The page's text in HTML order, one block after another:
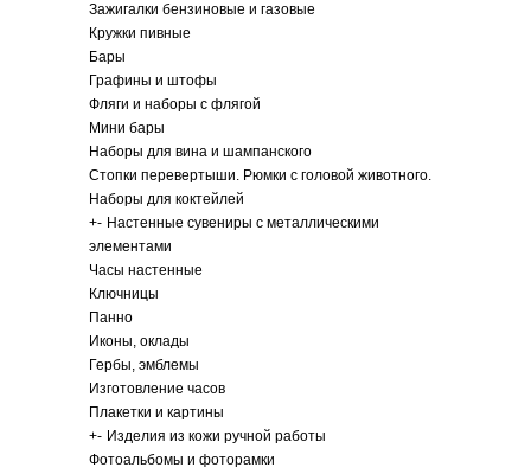
Зажигалки бензиновые и газовые
Кружки пивные
Бары
Графины и штофы
Фляги и наборы с флягой
Мини бары
Наборы для вина и шампанского
Стопки перевертыши. Рюмки с головой животного.
Наборы для коктейлей
+- Настенные сувениры с металлическими
элементами
Часы настенные
Ключницы
Панно
Иконы, оклады
Гербы, эмблемы
Изготовление часов
Плакетки и картины
+- Изделия из кожи ручной работы
Фотоальбомы и фоторамки